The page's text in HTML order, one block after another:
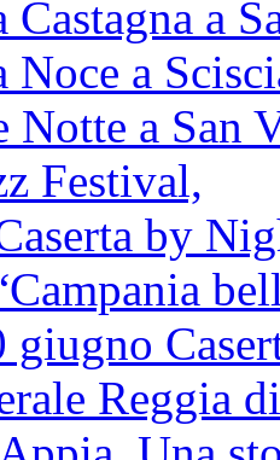
Castagna a
Noce a
Notte a San
Festival,
by
giugno
Reggia